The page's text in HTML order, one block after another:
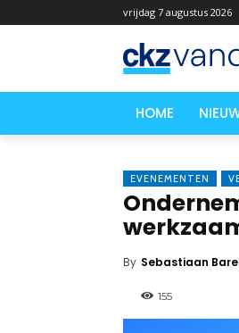
vrijdag 7 augustus 2026
HOME
EVENEMENTEN
By Sebastiaan
155